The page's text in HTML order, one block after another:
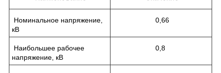
Номинальное напряжение,
кВ
0,66
Наибольшее рабочее
напряжение, кВ
0,8